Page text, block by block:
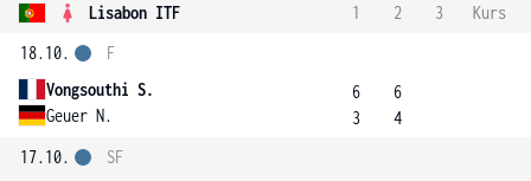
Lisabon ITF 1 2 3
Kurs
18.10.
Vongsouthi S.
Geuer N.
F
6
3
6
4
17.10.
SF